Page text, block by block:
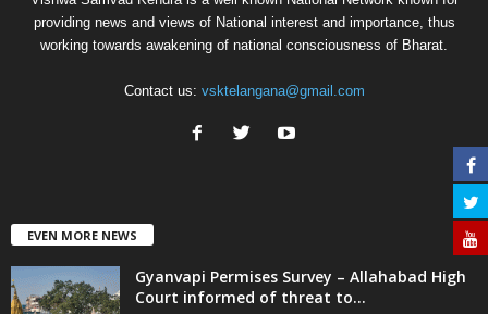
providing news and views of National interest and importance, thus
working towards awakening of national consciousness of Bharat.
Contact us: vsktelangana@gmail.com
EVEN MORE NEWS
Gyanvapi Permises Survey – Allahabad High
Court informed of threat to...